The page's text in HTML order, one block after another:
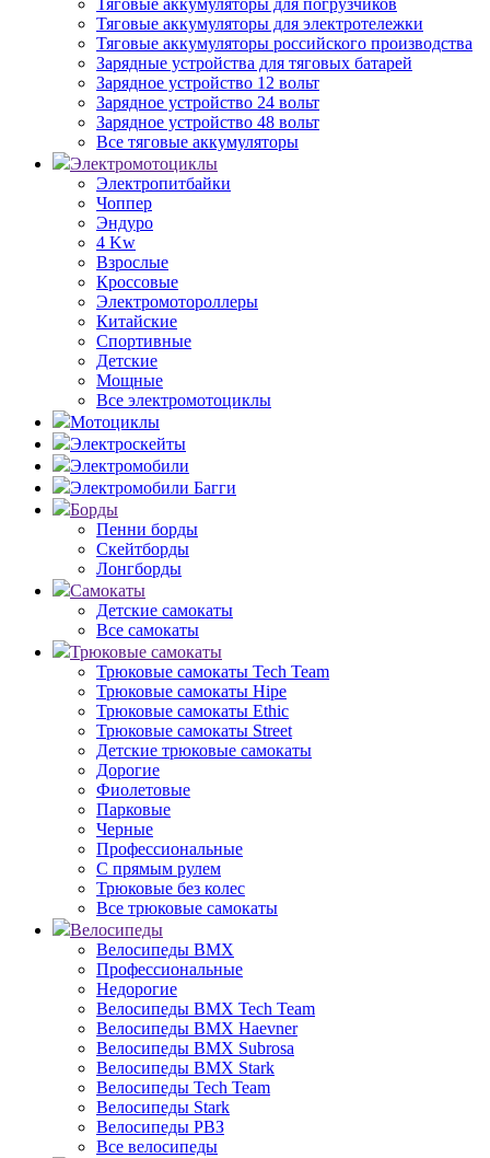
Тяговые аккумуляторы для погрузчиков
Тяговые аккумуляторы для электротележки
Тяговые аккумуляторы российского производства
Зарядные устройства для тяговых батарей
Зарядное устройство 12 вольт
Зарядное устройство 24 вольт
Зарядное устройство 48 вольт
Все тяговые аккумуляторы
Электромотоциклы
Электропитбайки
Чоппер
Эндуро
4 Kw
Взрослые
Кроссовые
Электромотороллеры
Китайские
Спортивные
Детские
Мощные
Все электромотоциклы
Мотоциклы
Электроскейты
Электромобили
Электромобили Багги
Борды
Пенни борды
Скейтборды
Лонгборды
Самокаты
Детские самокаты
Все самокаты
Трюковые самокаты
Трюковые самокаты Tech Team
Трюковые самокаты Hipe
Трюковые самокаты Ethic
Трюковые самокаты Street
Детские трюковые самокаты
Дорогие
Фиолетовые
Парковые
Черные
Профессиональные
С прямым рулем
Трюковые без колес
Все трюковые самокаты
Велосипеды
Велосипеды BMX
Профессиональные
Недорогие
Велосипеды BMX Tech Team
Велосипеды BMX Haevner
Велосипеды BMX Subrosa
Велосипеды BMX Stark
Велосипеды Tech Team
Велосипеды Stark
Велосипеды РВЗ
Все велосипеды